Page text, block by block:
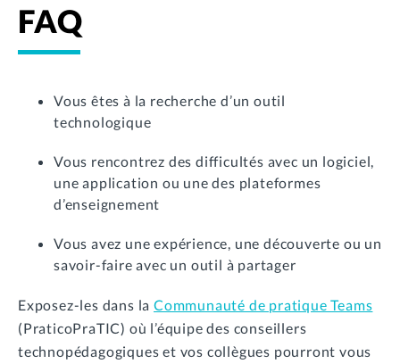
FAQ
Vous êtes à la recherche d’un outil
technologique
Vous rencontrez des difficultés avec un logiciel,
une application ou une des plateformes
d’enseignement
Vous avez une expérience, une découverte ou un
savoir-faire avec un outil à partager
Exposez-les dans laCommunauté de pratique Teams
(PraticoPraTIC) où l’équipe des conseillers
technopédagogiques et vos collègues pourront vous